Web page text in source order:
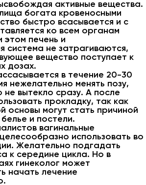
активные вещества.
богата кровеносными
быстро всасывается и с
ко всем органам
этом печень и
система не затрагиваются,
вещество поступает к
дозах.
в течение 20-30
нежелательно менять позу,
не вытекло сразу. А после
прокладку, так как
основы могут стать причиной
и постели.
вагинальные
использовать во
Желательно подгадать
к середине цикла. Но в
гинеколог может
начать лечение